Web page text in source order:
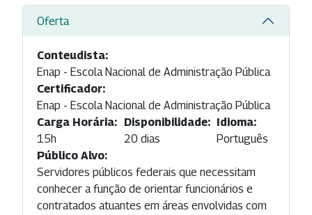
Oferta
Conteudista:
Enap - Escola Nacional de Administração Pública
Certificador:
Enap - Escola Nacional de Administração Pública
Carga Horária:
15h
Disponibilidade:
20 dias
Idioma:
Português
Público Alvo:
Servidores públicos federais que necessitam
conhecer a função de orientar funcionários e
contratados atuantes em áreas envolvidas com